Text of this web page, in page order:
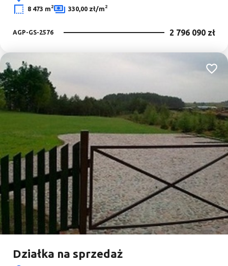
8 473 m2 330,00 zł/m2
AGP-GS-2576 2 796 090 zł
Działka na sprzedaż